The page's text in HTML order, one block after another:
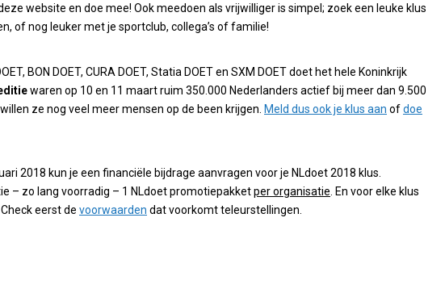
website en doe mee! Ook meedoen als vrijwilliger is simpel; zoek een leuke klus
of nog leuker met je sportclub, collega’s of familie!
BON DOET, CURA DOET, Statia DOET en SXM DOET doet het hele Koninkrijk
waren op 10 en 11 maart ruim 350.000 Nederlanders actief bij meer dan 9.500
ze nog veel meer mensen op de been krijgen. Meld dus ook je klus aan ofdoe
2018 kun je een financiële bijdrage aanvragen voor je NLdoet 2018 klus.
– zo lang voorradig – 1 NLdoet promotiepakketper organisatie . En voor elke klus
eerst de voorwaarden dat voorkomt teleurstellingen.